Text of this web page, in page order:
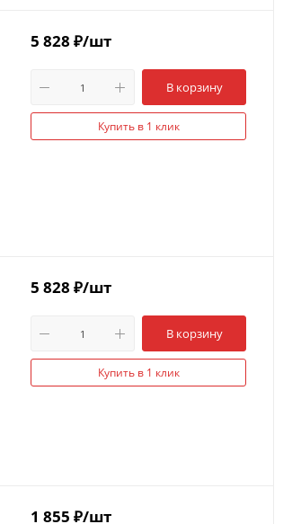
5 828 ₽/шт
В корзину
Купить в 1 клик
5 828 ₽/шт
В корзину
Купить в 1 клик
1 855 ₽/шт